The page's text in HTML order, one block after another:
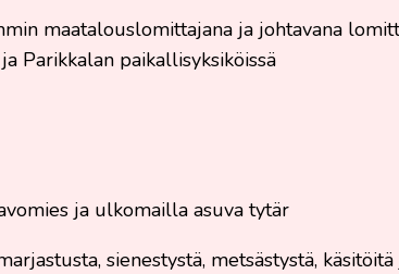
maatalouslomittajana ja johtavana
Parikkalan paikallisyksiköissä
ja ulkomailla asuva tytär
sienestystä, metsästystä,